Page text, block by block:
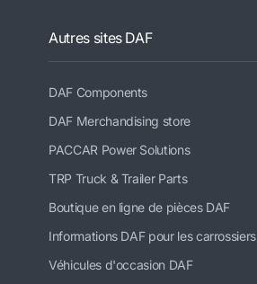
Autres sites DAF
DAF Components
DAF Merchandising store
PACCAR Power Solutions
TRP Truck & Trailer Parts
Boutique en ligne de pièces DAF
Informations DAF pour les carrossiers
Véhicules d'occasion DAF